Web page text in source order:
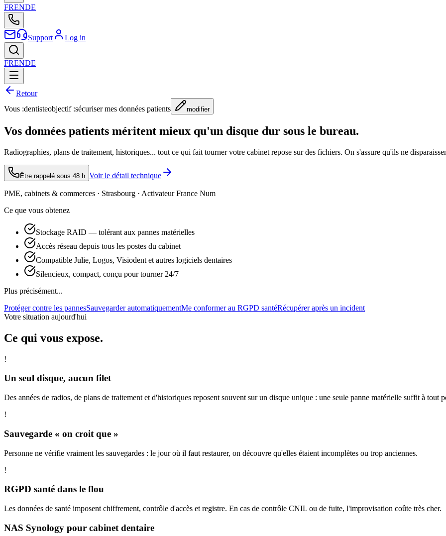
FRENDE
Support Log in
FRENDE
Retour
Vous :dentisteobjectif :sécuriser mes données patients modifier
Vos données patients méritent mieux qu'un disque dur sous le bureau.
Radiographies, plans de traitement, historiques... tout ce qui fait tourner votre cabinet repose sur des fichiers. On s'assure qu'ils ne
Être rappelé sous 48 h Voir le détail technique
PME, cabinets & commerces · Strasbourg · Activateur France Num
Ce que vous obtenez
Stockage RAID — tolérant aux pannes matérielles
Accès réseau depuis tous les postes du cabinet
Compatible Julie, Logos, Visiodent et autres logiciels dentaires
Silencieux, compact, conçu pour tourner 24/7
Plus précisément...
Protéger contre les pannesSauvegarder automatiquementMe conformer au RGPD santéRécupérer après un incident
Votre situation aujourd'hui
Ce qui vous expose.
!
Un seul disque, aucun filet
Des années de radios, de plans de traitement et d'historiques reposent souvent sur un disque unique : une seule panne matérielle suffit à tout
!
Sauvegarde « on croit que »
Personne ne vérifie vraiment les sauvegardes : le jour où il faut restaurer, on découvre qu'elles étaient incomplètes ou trop anciennes.
!
RGPD santé dans le flou
Les données de santé imposent chiffrement, contrôle d'accès et registre. En cas de contrôle CNIL ou de fuite, l'improvisation coûte très cher.
NAS Synology pour cabinet dentaire